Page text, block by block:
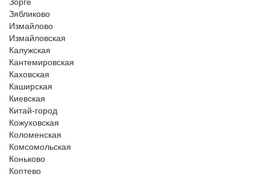
Зябликово
Измайлово
Измайловская
Калужская
Кантемировская
Каховская
Каширская
Киевская
Китай-город
Кожуховская
Коломенская
Комсомольская
Коньково
Коптево